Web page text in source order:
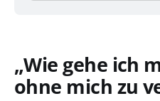
„Wie gehe ich
ohne mich zu